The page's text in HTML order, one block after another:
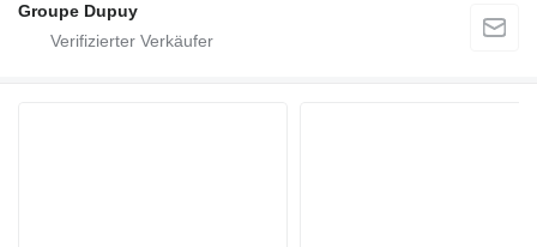
Groupe Dupuy